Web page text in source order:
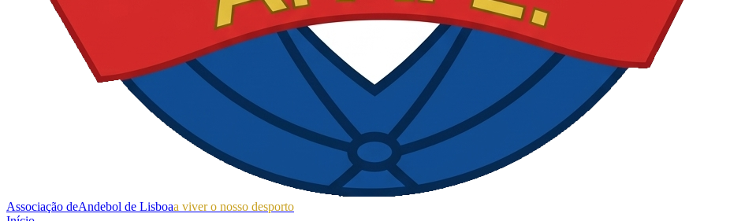
Associação deAndebol de Lisboaa viver o nosso desporto